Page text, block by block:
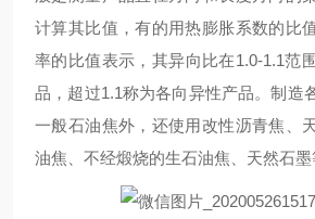
计算其比值，有的用热膨胀系数的比
率的比值表示，其异向比在1.0-1.1范
品，超过1.1称为各向异性产品。制造
一般石油焦外，还使用改性沥青焦、
油焦、不经煅烧的生石油焦、天然石墨